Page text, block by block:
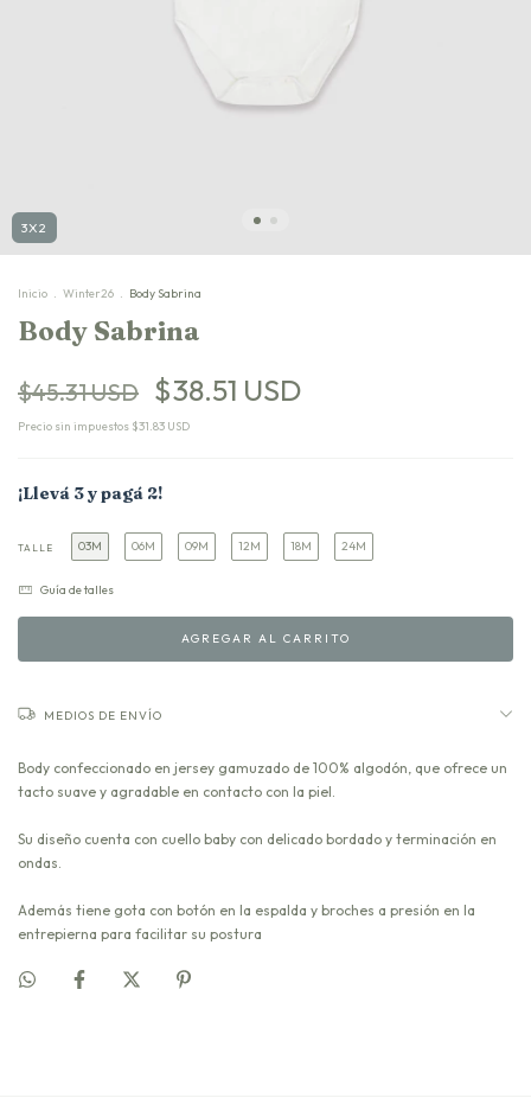
3X2
Inicio Winter26 Body Sabrina
Body Sabrina
$45.31 USD $38.51 USD
Precio sin impuestos $31.83 USD
¡Llevá 3 y pagá 2!
TALLE 03M 06M 09M 12M 18M 24M
Guía de talles
MEDIOS DE ENVÍO
Body confeccionado en jersey gamuzado de 100% algodón, que ofrece un
tacto suave y agradable en contacto con la piel.
Su diseño cuenta con cuello baby con delicado bordado y terminación en
ondas.
Además tiene gota con botón en la espalda y broches a presión en la
entrepierna para facilitar su postura